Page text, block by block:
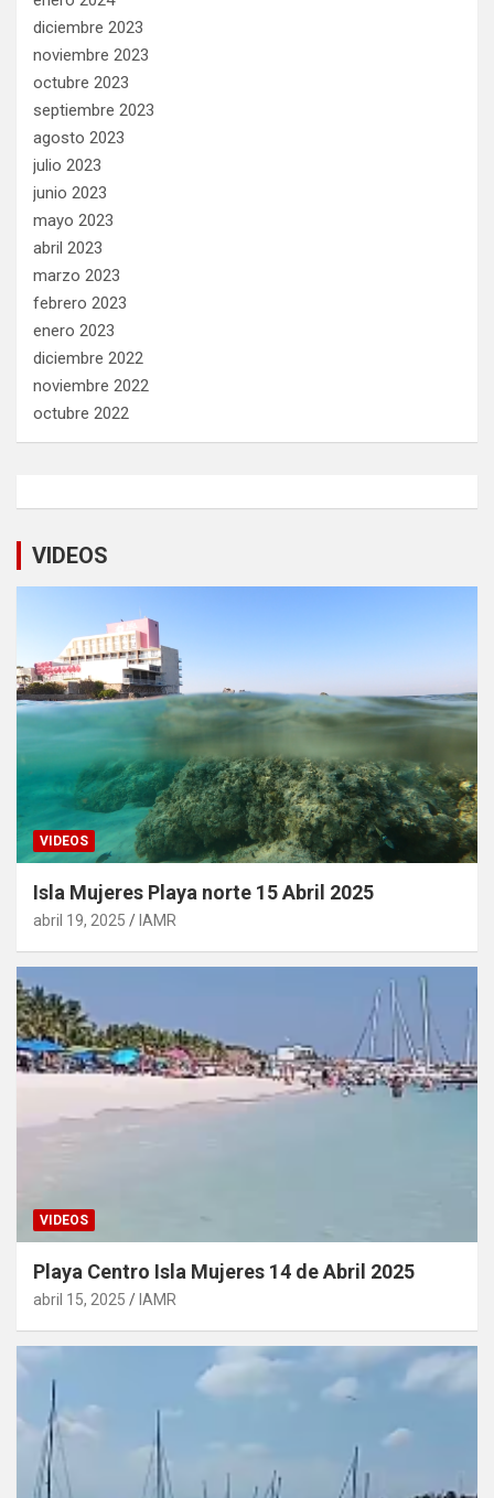
diciembre 2023
noviembre 2023
octubre 2023
septiembre 2023
agosto 2023
julio 2023
junio 2023
mayo 2023
abril 2023
marzo 2023
febrero 2023
enero 2023
diciembre 2022
noviembre 2022
octubre 2022
VIDEOS
VIDEOS
Isla Mujeres Playa norte 15 Abril 2025
abril 19, 2025 IAMR
VIDEOS
Playa Centro Isla Mujeres 14 de Abril 2025
abril 15, 2025 IAMR